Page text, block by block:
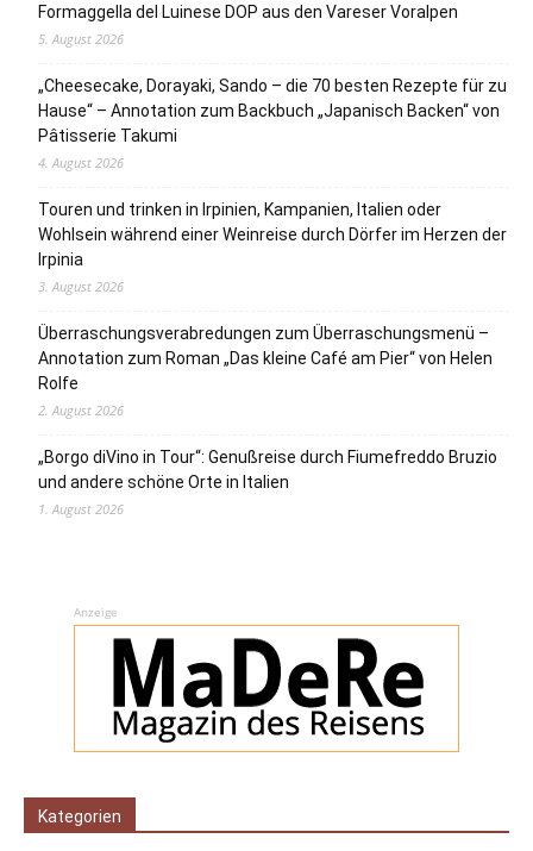
Formaggella del Luinese DOP aus den Vareser Voralpen
5. August 2026
„Cheesecake, Dorayaki, Sando – die 70 besten Rezepte für zu
Hause“ – Annotation zum Backbuch „Japanisch Backen“ von
Pâtisserie Takumi
4. August 2026
Touren und trinken in Irpinien, Kampanien, Italien oder
Wohlsein während einer Weinreise durch Dörfer im Herzen der
Irpinia
3. August 2026
Überraschungsverabredungen zum Überraschungsmenü –
Annotation zum Roman „Das kleine Café am Pier“ von Helen
Rolfe
2. August 2026
„Borgo diVino in Tour“: Genußreise durch Fiumefreddo Bruzio
und andere schöne Orte in Italien
1. August 2026
Anzeige
Kategorien